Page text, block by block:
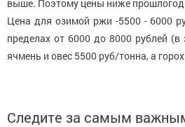
выше. Поэтому цены ниже
Цена для озимой ржи -5500 - 6000
пределах от 6000 до 8000 рублей (в
ячмень и овес 5500 руб/тонна, а
Следите за самым